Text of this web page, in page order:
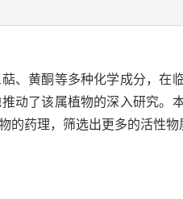
、黄酮等多种化学成分，
动了该属植物的深入研究
药理，筛选出更多的活性物